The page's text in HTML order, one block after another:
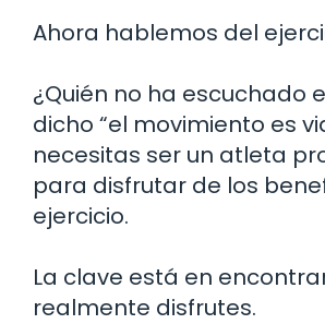
Ahora hablemos del
¿Quién no ha escuchado
dicho “el movimiento es
necesitas ser un atleta
para disfrutar de los
ejercicio.
La clave está en
realmente disfrutes.